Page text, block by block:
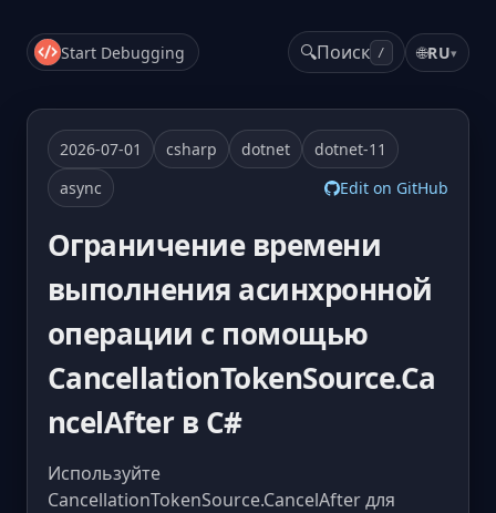
Start Debugging 🔍Поиск / 🌐RU▾
2026-07-01 csharp dotnet
dotnet-11
async
Edit on GitHub
Ограничение времени
выполнения асинхронной
операции с помощью
CancellationTokenSource.Ca
ncelAfter в C#
Используйте
CancellationTokenSource.CancelAfter для